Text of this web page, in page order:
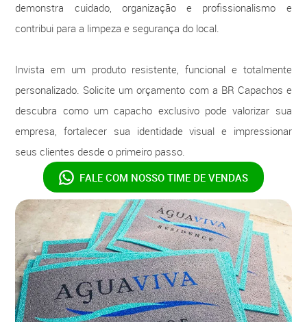
demonstra cuidado, organização e profissionalismo e
contribui para a limpeza e segurança do local.
Invista em um produto resistente, funcional e totalmente
personalizado. Solicite um orçamento com a BR Capachos e
descubra como um capacho exclusivo pode valorizar sua
empresa, fortalecer sua identidade visual e impressionar
seus clientes desde o primeiro passo.
FALE COM NOSSO TIME DE VENDAS